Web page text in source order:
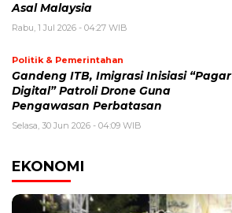
Asal Malaysia
Rabu, 1 Jul 2026 - 04:27 WIB
Politik & Pemerintahan
Gandeng ITB, Imigrasi Inisiasi “Pagar
Digital” Patroli Drone Guna
Pengawasan Perbatasan
Selasa, 30 Jun 2026 - 04:09 WIB
EKONOMI